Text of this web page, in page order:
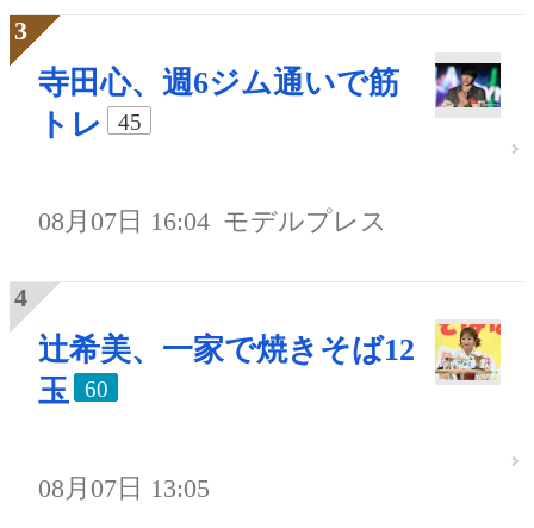
寺田心、週6ジム通いで筋
トレ
45
08月07日 16:04 モデルプレス
辻希美、一家で焼きそば12
玉
60
08月07日 13:05